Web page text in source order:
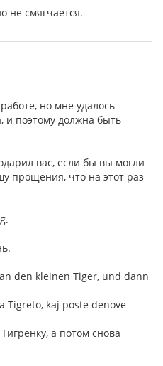
не смягчается.
но мне удалось
и поэтому должна быть
вас, если бы вы могли
прощения, что на этот раз
den kleinen Tiger, und dann
Tigreto, kaj poste denove
а потом снова